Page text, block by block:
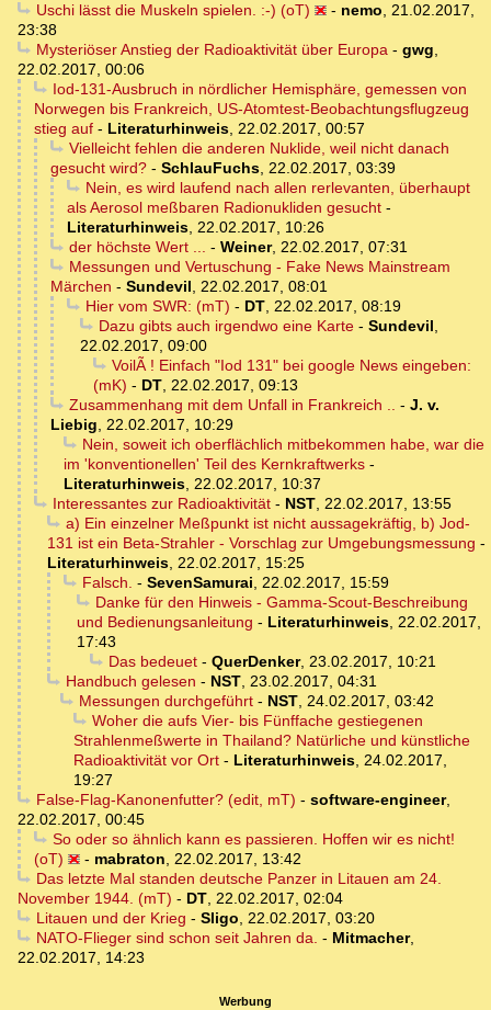
Uschi lässt die Muskeln spielen. :-) (oT)
- nemo, 21.02.2017,
23:38
Mysteriöser Anstieg der Radioaktivität über Europa- gwg,
22.02.2017, 00:06
Iod-131-Ausbruch in nördlicher Hemisphäre, gemessen von
Norwegen bis Frankreich, US-Atomtest-Beobachtungsflugzeug
stieg auf - Literaturhinweis, 22.02.2017, 00:57
Vielleicht fehlen die anderen Nuklide, weil nicht danach
gesucht wird? - SchlauFuchs, 22.02.2017, 03:39
Nein, es wird laufend nach allen rerlevanten, überhaupt
als Aerosol meßbaren Radionukliden gesucht -
Literaturhinweis, 22.02.2017, 10:26
der höchste Wert ... - Weiner, 22.02.2017, 07:31
Messungen und Vertuschung - Fake News Mainstream
Märchen - Sundevil, 22.02.2017, 08:01
Hier vom SWR: (mT) - DT, 22.02.2017, 08:19
Dazu gibts auch irgendwo eine Karte- Sundevil,
22.02.2017, 09:00
VoilÃ ! Einfach "Iod 131" bei google News eingeben:
(mK) - DT, 22.02.2017, 09:13
Zusammenhang mit dem Unfall in Frankreich .. - J. v.
Liebig, 22.02.2017, 10:29
Nein, soweit ich oberflächlich mitbekommen habe, war die
im 'konventionellen' Teil des Kernkraftwerks -
Literaturhinweis, 22.02.2017, 10:37
Interessantes zur Radioaktivität- NST, 22.02.2017, 13:55
a) Ein einzelner Meßpunkt ist nicht aussagekräftig, b) Jod-
131 ist ein Beta-Strahler - Vorschlag zur Umgebungsmessung -
Literaturhinweis, 22.02.2017, 15:25
Falsch. - SevenSamurai, 22.02.2017, 15:59
Danke für den Hinweis - Gamma-Scout-Beschreibung
und Bedienungsanleitung - Literaturhinweis, 22.02.2017,
17:43
Das bedeuet- QuerDenker, 23.02.2017, 10:21
Handbuch gelesen - NST, 23.02.2017, 04:31
Messungen durchgeführt- NST, 24.02.2017, 03:42
Woher die aufs Vier- bis Fünffache gestiegenen
Strahlenmeßwerte in Thailand? Natürliche und künstliche
Radioaktivität vor Ort - Literaturhinweis, 24.02.2017,
19:27
False-Flag-Kanonenfutter? (edit, mT) - software-engineer,
22.02.2017, 00:45
So oder so ähnlich kann es passieren. Hoffen wir es nicht!
(oT)
- mabraton, 22.02.2017, 13:42
Das letzte Mal standen deutsche Panzer in Litauen am 24.
November 1944. (mT) - DT, 22.02.2017, 02:04
Litauen und der Krieg - Sligo, 22.02.2017, 03:20
NATO-Flieger sind schon seit Jahren da. - Mitmacher,
22.02.2017, 14:23
Werbung